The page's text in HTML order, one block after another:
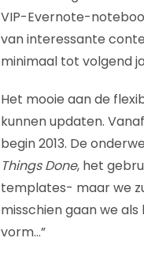
VIP-Evernote-
van interessante
minimaal tot volgend
Het mooie aan de
kunnen updaten.
begin 2013. De
Things Done, het
templates- maar we
misschien gaan we
vorm…”